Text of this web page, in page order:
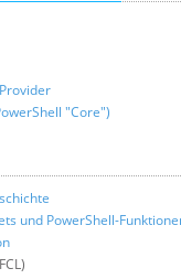
"Core")
und PowerShell-